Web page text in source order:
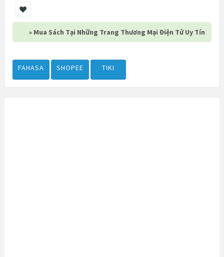
» Mua Sách Tại Những Trang Thương Mại Điện Tử Uy Tín
FAHASA SHOPEE TIKI